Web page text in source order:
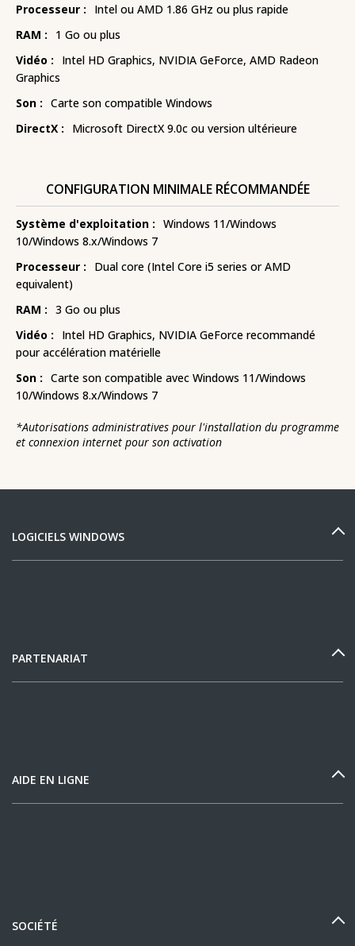
Processeur :
Intel ou AMD 1.86 GHz ou plus rapide
RAM :
1 Go ou plus
Vidéo :
Intel HD Graphics, NVIDIA GeForce, AMD Radeon
Graphics
Son : Carte son compatible Windows
DirectX :
Microsoft DirectX 9.0c ou version ultérieure
CONFIGURATION MINIMALE RÉCOMMANDÉE
Système d'exploitation : Windows 11/Windows
10/Windows 8.x/Windows 7
Processeur :
Dual core (Intel Core i5 series or AMD
equivalent)
RAM : 3 Go ou plus
Vidéo :
Intel HD Graphics, NVIDIA GeForce recommandé
pour accélération matérielle
Son : Carte son compatible avec Windows 11/Windows
10/Windows 8.x/Windows 7
*Autorisations administratives pour l'installation du programme
et connexion internet pour son activation
LOGICIELS WINDOWS
PARTENARIAT
AIDE EN LIGNE
SOCIÉTÉ